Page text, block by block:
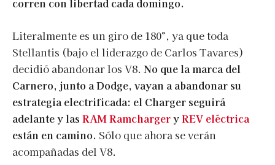
corren con libertad cada domingo.
Literalmente es un giro de 180°, ya que toda
Stellantis (bajo el liderazgo de Carlos Tavares)
decidió abandonar los V8. No que la marca del
Carnero, junto a Dodge, vayan a abandonar su
estrategia electrificada: el Charger seguirá
adelante y las RAM RamchargeryREV eléctrica
están en camino. Sólo que ahora se verán
acompañadas del V8.